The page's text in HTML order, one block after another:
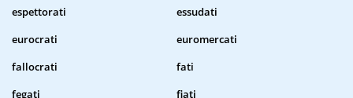
espettorati
essudati
eurocrati
euromercati
fallocrati
fati
fegati
fiati